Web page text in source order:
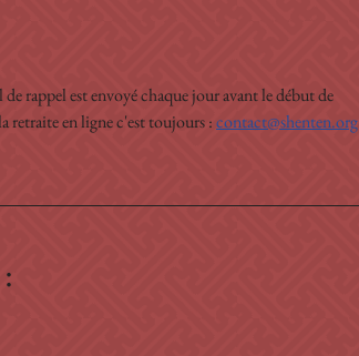
rappel est envoyé chaque jour avant le début de
retraite en ligne c'est toujours : contact@shenten.org